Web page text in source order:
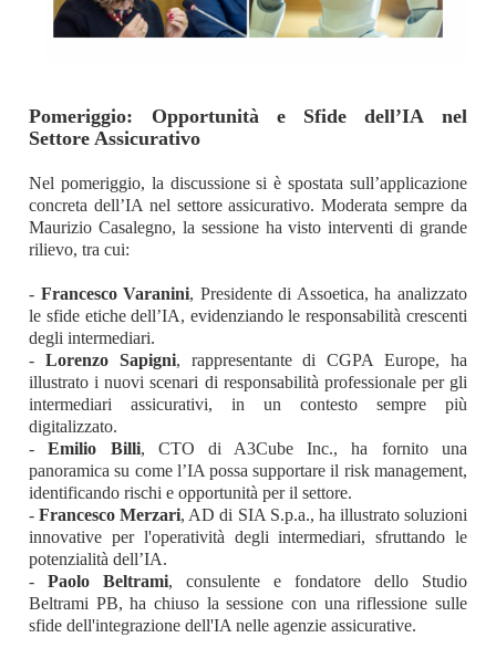
Pomeriggio: Opportunità e Sfide dell’IA nel
Settore Assicurativo
Nel pomeriggio, la discussione si è spostata sull’applicazione
concreta dell’IA nel settore assicurativo. Moderata sempre da
Maurizio Casalegno, la sessione ha visto interventi di grande
rilievo, tra cui:
- Francesco Varanini, Presidente di Assoetica, ha analizzato
le sfide etiche dell’IA, evidenziando le responsabilità crescenti
degli intermediari.
-Lorenzo Sapigni, rappresentante di CGPA Europe, ha
illustrato i nuovi scenari di responsabilità professionale per gli
intermediari assicurativi, in un contesto sempre più
digitalizzato.
-Emilio Billi, CTO di A3Cube Inc., ha fornito una
panoramica su come l’IA possa supportare il risk management,
identificando rischi e opportunità per il settore.
-Francesco Merzari, AD di SIA S.p.a., ha illustrato soluzioni
innovative per l'operatività degli intermediari, sfruttando le
potenzialità dell’IA.
-Paolo Beltrami, consulente e fondatore dello Studio
Beltrami PB, ha chiuso la sessione con una riflessione sulle
sfide dell'integrazione dell'IA nelle agenzie assicurative.